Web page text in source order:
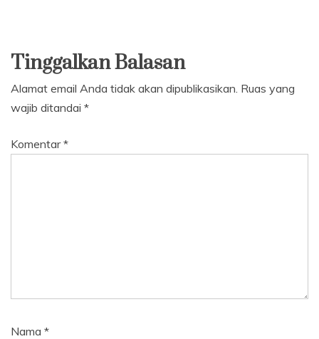
Tinggalkan Balasan
Alamat email Anda tidak akan dipublikasikan. Ruas yang
wajib ditandai *
Komentar*
Nama *